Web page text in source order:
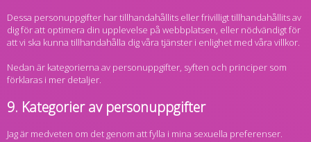
Dessa personuppgifter har tillhandahållits eller frivilligt tillhandahållits av
dig för att optimera din upplevelse på webbplatsen, eller nödvändigt för
att vi ska kunna tillhandahålla dig våra tjänster i enlighet med våra villkor.
Nedan är kategorierna av personuppgifter, syften och principer som
förklaras i mer detaljer.
9. Kategorier av personuppgifter
Jag är medveten om det genom att fylla i mina sexuella preferenser.